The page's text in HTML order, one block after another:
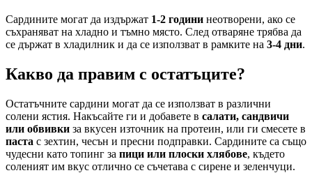
Сардините могат да издържат 1-2 години неотворени, ако се
съхраняват на хладно и тъмно място. След отваряне трябва да
се държат в хладилник и да се използват в рамките на 3-4 дни.
Какво да правим с остатъците?
Остатъчните сардини могат да се използват в различни
солени ястия. Накъсайте ги и добавете в салати, сандвичи
или обвивки за вкусен източник на протеин, или ги смесете в
паста с зехтин, чесън и пресни подправки. Сардините са също
чудесни като топинг за пици или плоски хлябове, където
соленият им вкус отлично се съчетава с сирене и зеленчуци.